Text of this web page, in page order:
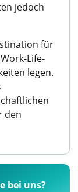
jedoch
für
Life-
legen.
den
bei uns?